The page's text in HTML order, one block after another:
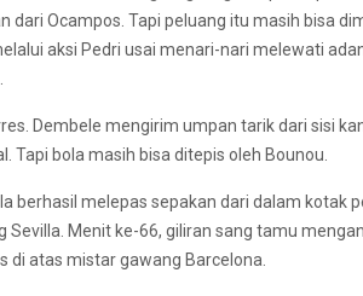
dari Ocampos. Tapi peluang itu masih bisa
aksi Pedri usai menari-nari melewati
Dembele mengirim umpan tarik dari sisi
Tapi bola masih bisa ditepis oleh Bounou.
berhasil melepas sepakan dari dalam kotak
Sevilla. Menit ke-66, giliran sang tamu
di atas mistar gawang Barcelona.